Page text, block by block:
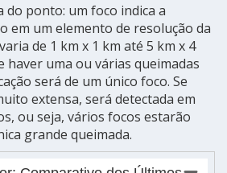
do ponto: um foco indica a
em um elemento de resolução da
de 1 km x 1 km até 5 km x 4
haver uma ou várias queimadas
será de um único foco. Se
extensa, será detectada em
ou seja, vários focos estarão
grande queimada.